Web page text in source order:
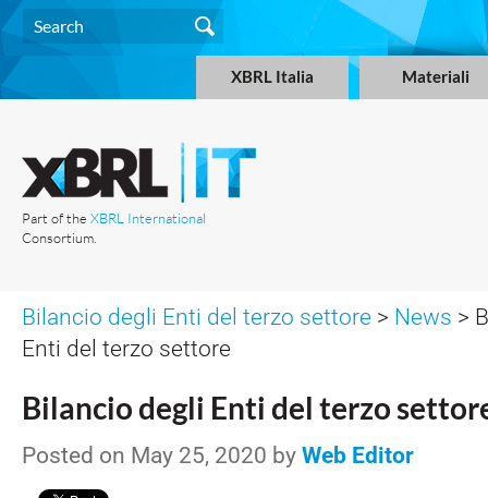
XBRL Italia Materiali
Part of the XBRL International
Consortium.
Bilancio degli Enti del terzo settore > News >
Enti del terzo settore
Bilancio degli Enti del terzo
Posted on May 25, 2020 by Web Editor